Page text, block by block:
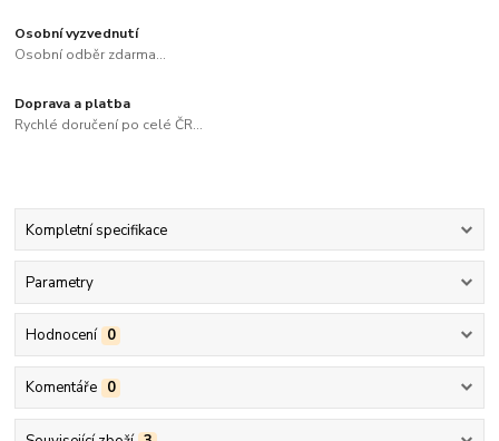
Osobní vyzvednutí
Osobní odběr zdarma...
Doprava a platba
Rychlé doručení po celé ČR...
Kompletní specifikace
Parametry
Hodnocení 0
Komentáře 0